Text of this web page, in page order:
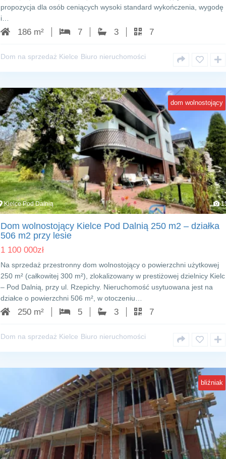
propozycja dla osób ceniących wysoki standard wykończenia, wygodę
i…
186 m² 7 3 7
Dom na sprzedaż Kielce Biuro nieruchomości
dom wolnostojący
Kielce Pod Dalnią
Dom wolnostojący Kielce Pod Dalnią 250 m2 – działka
506 m2 przy lesie
1 100 000zł
Na sprzedaż przestronny dom wolnostojący o powierzchni użytkowej
250 m² (całkowitej 300 m²), zlokalizowany w prestiżowej dzielnicy Kielc
– Pod Dalnią, przy ul. Rzepichy. Nieruchomość usytuowana jest na
działce o powierzchni 506 m², w otoczeniu…
250 m² 5 3 7
Dom na sprzedaż Kielce Biuro nieruchomości
bliźniak